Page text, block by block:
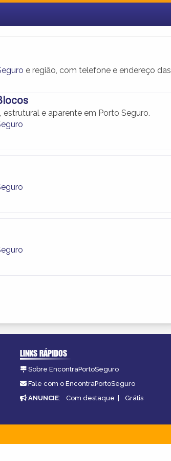
e região, com telefone e endereço das
e aparente em Porto Seguro.
LINKS RÁPIDOS
Sobre EncontraPortoSeguro
Fale com o EncontraPortoSeguro
ANUNCIE: Com destaque | Grátis